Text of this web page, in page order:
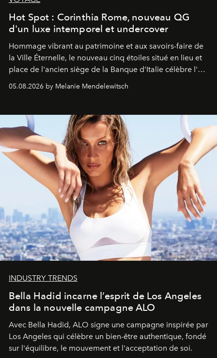
Hot Spot : Corinthia Rome, nouveau QG
d'un luxe intemporel et undercover
Hommage vibrant au patrimoine et aux savoirs-faire de
la Ville Éternelle, le nouveau cinq étoiles situé en lieu et
place de l'ancien siège de la Banque d'Italie célèbre l'art
de vivre Romain dans toute son élégance intemporelle.
05.08.2026 by Melanie Mendelewitsch
INDUSTRY TRENDS
Bella Hadid incarne l’esprit de Los Angeles
dans la nouvelle campagne ALO
Avec Bella Hadid, ALO signe une campagne inspirée par
Los Angeles qui célèbre un bien-être authentique, fondé
sur l'équilibre, le mouvement et l'acceptation de soi.